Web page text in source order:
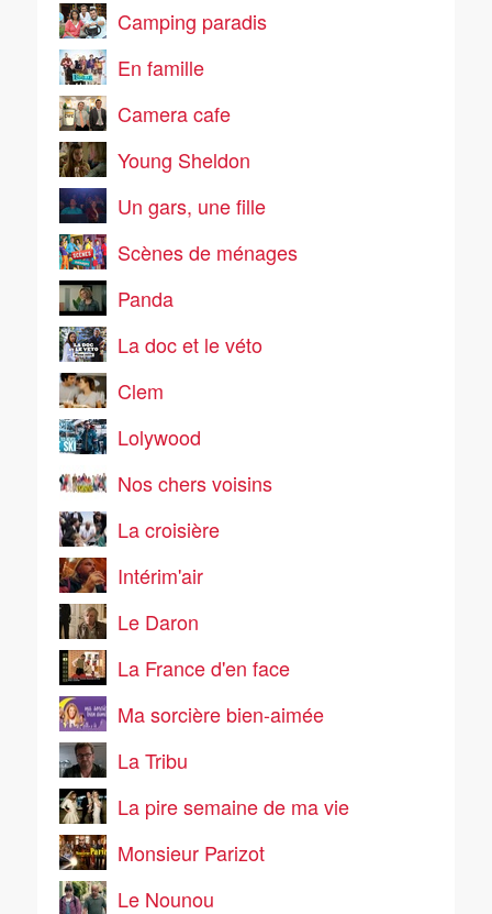
Camping paradis
En famille
Camera cafe
Young Sheldon
Un gars, une fille
Scènes de ménages
Panda
La doc et le véto
Clem
Lolywood
Nos chers voisins
La croisière
Intérim'air
Le Daron
La France d'en face
Ma sorcière bien-aimée
La Tribu
La pire semaine de ma vie
Monsieur Parizot
Le Nounou